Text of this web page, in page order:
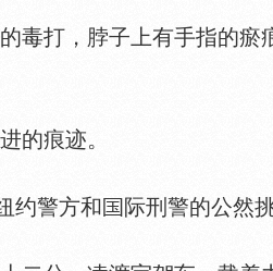
打，脖子上有手指的瘀
的痕迹。
约警方和 际刑警的公然挑